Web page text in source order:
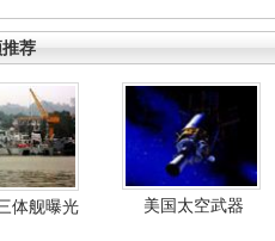
荐
体舰曝光 美国太空武器